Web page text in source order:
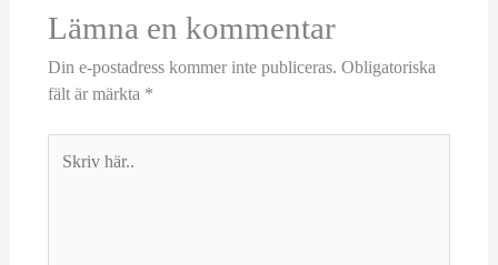
Lämna en kommentar
Din e-postadress kommer inte publiceras. Obligatoriska
fält är märkta *
här..